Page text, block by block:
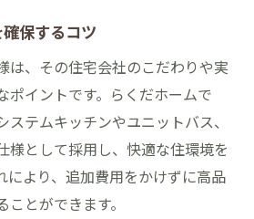
保するコツ
は、その住宅会社のこだわりや実
ポイントです。らくだホームで
テムキッチンやユニットバス、
様として採用し、快適な住環境を
により、追加費用をかけずに高品
とができます。